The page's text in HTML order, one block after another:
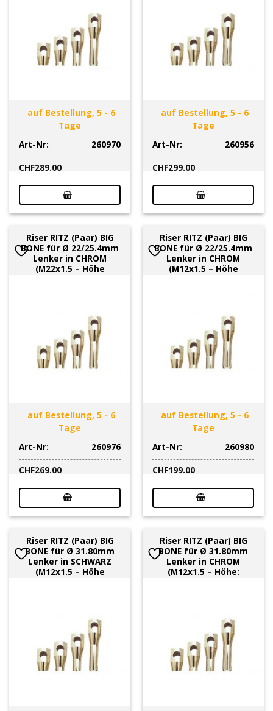
auf Bestellung, 5 - 6
Tage
Art-Nr:
260970
CHF289.00
auf Bestellung, 5 - 6
Tage
Art-Nr:
260956
CHF299.00
Riser RITZ (Paar) BIG
BONE für Ø 22/25.4mm
Lenker in CHROM
(M22x1.5 – Höhe
auf Bestellung, 5 - 6
Tage
Art-Nr:
260976
CHF269.00
Riser RITZ (Paar) BIG
BONE für Ø 22/25.4mm
Lenker in CHROM
(M12x1.5 – Höhe
auf Bestellung, 5 - 6
Tage
Art-Nr:
260980
CHF199.00
Riser RITZ (Paar) BIG
BONE für Ø 31.80mm
Lenker in SCHWARZ
(M12x1.5 – Höhe
Riser RITZ (Paar) BIG
BONE für Ø 31.80mm
Lenker in CHROM
(M12x1.5 – Höhe: